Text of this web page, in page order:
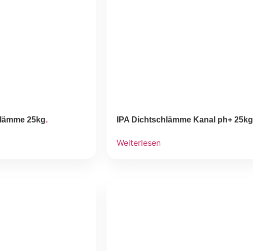
25kg IPA Dichtschlämme Kanal ph+ 25kg
Weiterlesen